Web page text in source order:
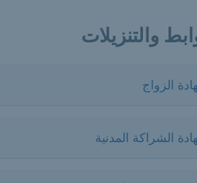
والتنزيلات
الزواج
الشراكة المدنية